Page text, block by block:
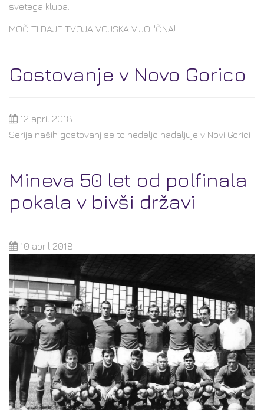
svetega kluba.
MOČ TI DAJE TVOJA VOJSKA VIJOL'ČNA!
Gostovanje v Novo Gorico
12 april 2018
Serija naših gostovanj se to nedeljo nadaljuje v Novi Gorici
Mineva 50 let od polfinala
pokala v bivši državi
10 april 2018